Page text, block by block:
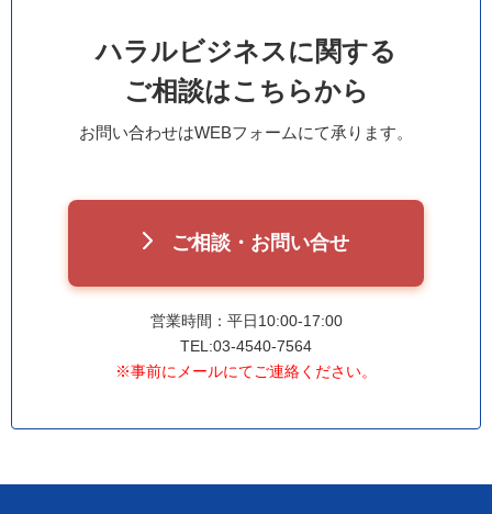
ハラルビジネスに関する
ご相談はこちらから
お問い合わせはWEBフォームにて承ります。
ご相談・お問い合せ
営業時間：平日10:00-17:00
TEL:03-4540-7564
※事前にメールにてご連絡ください。